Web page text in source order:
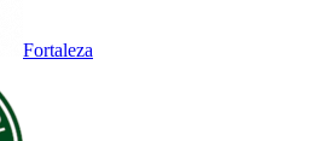
Fortaleza